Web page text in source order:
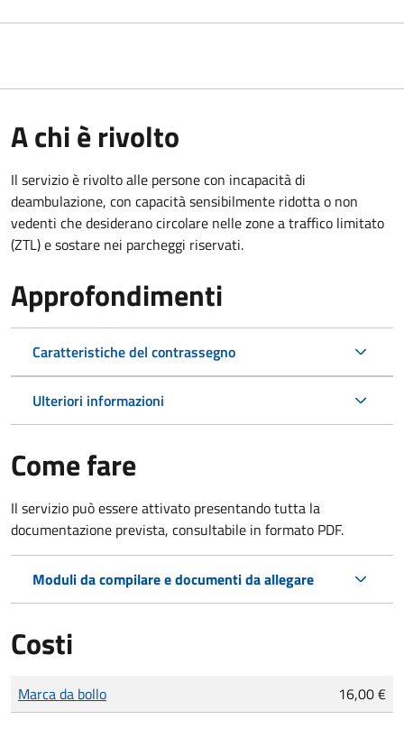
A chi è rivolto
Il servizio è rivolto alle persone con incapacità di
deambulazione, con capacità sensibilmente ridotta o non
vedenti che desiderano circolare nelle zone a traffico limitato
(ZTL) e sostare nei parcheggi riservati.
Approfondimenti
Caratteristiche del contrassegno
Ulteriori informazioni
Come fare
Il servizio può essere attivato presentando tutta la
documentazione prevista, consultabile in formato PDF.
Moduli da compilare e documenti da allegare
Costi
Tipo di pagamento
Importo
Marca da bollo 16,00 €